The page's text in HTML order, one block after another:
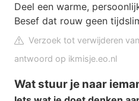
Deel een warme,
Besef dat rouw geen
Verzoek tot verwijderen
antwoord op ikmisje.eo.nl
Wat stuur je naar